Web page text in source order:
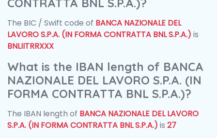
CONTRATTA BNL S.P.A.)?
The BIC / Swift code of BANCA NAZIONALE DEL
LAVORO S.P.A. (IN FORMA CONTRATTA BNL S.P.A.) is
BNLIITRRXXX
What is the IBAN length of BANCA
NAZIONALE DEL LAVORO S.P.A. (IN
FORMA CONTRATTA BNL S.P.A.)?
The IBAN length of BANCA NAZIONALE DEL LAVORO
S.P.A. (IN FORMA CONTRATTA BNL S.P.A.) is 27